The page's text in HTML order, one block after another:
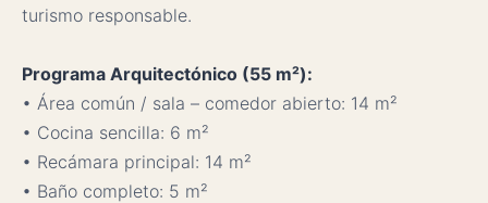
turismo responsable.
Programa Arquitectónico (55 m²):
• Área común / sala – comedor abierto: 14 m²
• Cocina sencilla: 6 m²
• Recámara principal: 14 m²
• Baño completo: 5 m²